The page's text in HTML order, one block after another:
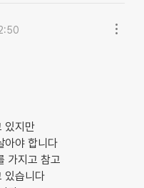
있지만
아야 합니다
가지고 참고
있습니다